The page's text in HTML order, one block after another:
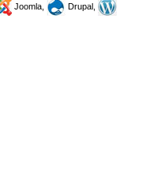
Joomla,
Drupal,